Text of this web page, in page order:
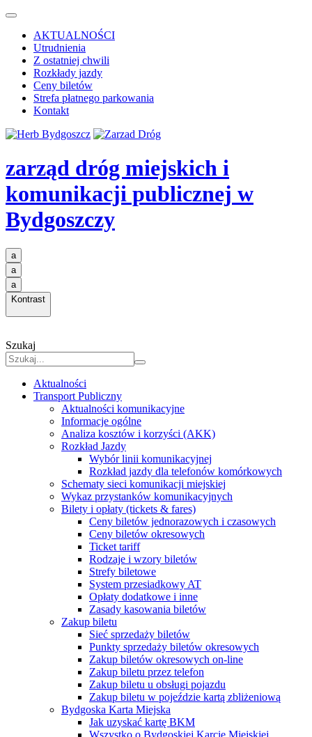
AKTUALNOŚCI
Utrudnienia
Z ostatniej chwili
Rozkłady jazdy
Ceny biletów
Strefa płatnego parkowania
Kontakt
zarząd dróg miejskich i
komunikacji publicznej w
Bydgoszczy
a
a
a
Kontrast
Szukaj
Aktualności
Transport Publiczny
Aktualności komunikacyjne
Informacje ogólne
Analiza kosztów i korzyści (AKK)
Rozkład Jazdy
Wybór linii komunikacyjnej
Rozkład jazdy dla telefonów komórkowych
Schematy sieci komunikacji miejskiej
Wykaz przystanków komunikacyjnych
Bilety i opłaty (tickets & fares)
Ceny biletów jednorazowych i czasowych
Ceny biletów okresowych
Ticket tariff
Rodzaje i wzory biletów
Strefy biletowe
System przesiadkowy AT
Opłaty dodatkowe i inne
Zasady kasowania biletów
Zakup biletu
Sieć sprzedaży biletów
Punkty sprzedaży biletów okresowych
Zakup biletów okresowych on-line
Zakup biletu przez telefon
Zakup biletu u obsługi pojazdu
Zakup biletu w pojeździe kartą zbliżeniową
Bydgoska Karta Miejska
Jak uzyskać kartę BKM
Wszystko o Bydgoskiej Karcie Miejskiej